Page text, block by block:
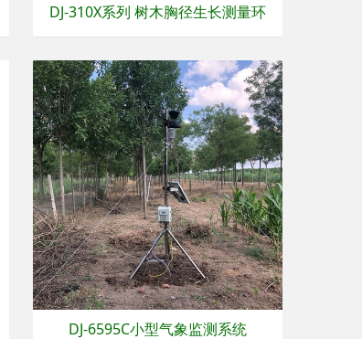
DJ-310X系列 树木胸径生长测量环
DJ-6595C小型气象监测系统